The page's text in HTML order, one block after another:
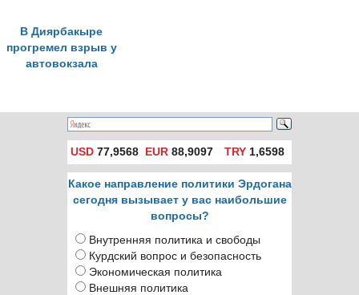
В Диярбакыре
прогремел взрыв у
автовокзала
USD 77,9568 EUR 88,9097 TRY1,6598
Какое направление политики Эрдогана
сегодня вызывает у вас наибольшие
вопросы?
Внутренняя политика и свободы
Курдский вопрос и безопасность
Экономическая политика
Внешняя политика